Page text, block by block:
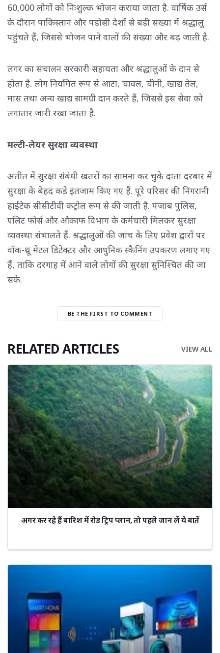
60,000 लोगों को निःशुल्क भोजन कराया जाता है. वार्षिक उर्स
के दौरान पाकिस्तान और पड़ोसी देशों से बड़ी संख्या में श्रद्धालु
पहुंचते हैं, जिससे भोजन पाने वालों की संख्या और बढ़ जाती है.
लंगर का संचालन सरकारी सहायता और श्रद्धालुओं के दान से
होता है. लोग नियमित रूप से आटा, चावल, चीनी, खाद्य तेल,
मांस तथा अन्य खाद्य सामग्री दान करते हैं, जिससे इस सेवा को
लगातार जारी रखा जाता है.
मल्टी-लेयर सुरक्षा व्यवस्था
अतीत में सुरक्षा संबंधी खतरों का सामना कर चुके दाता दरबार में
सुरक्षा के बेहद कड़े इंतजाम किए गए हैं. पूरे परिसर की निगरानी
हाईटेक सीसीटीवी कंट्रोल रूम से की जाती है. पंजाब पुलिस,
एलिट फोर्स और औकाफ विभाग के कर्मचारी मिलकर सुरक्षा
व्यवस्था संभालते हैं. श्रद्धालुओं की जांच के लिए प्रवेश द्वारों पर
वॉक-थ्रू मेटल डिटेक्टर और आधुनिक स्कैनिंग उपकरण लगाए गए
हैं, ताकि दरगाह में आने वाले लोगों की सुरक्षा सुनिश्चित की जा
सके.
BE THE FIRST TO COMMENT
RELATED ARTICLES VIEW ALL
अगर कर रहे हैं बारिश में रोड ट्रिप प्लान, तो पहले जान लें ये बातें